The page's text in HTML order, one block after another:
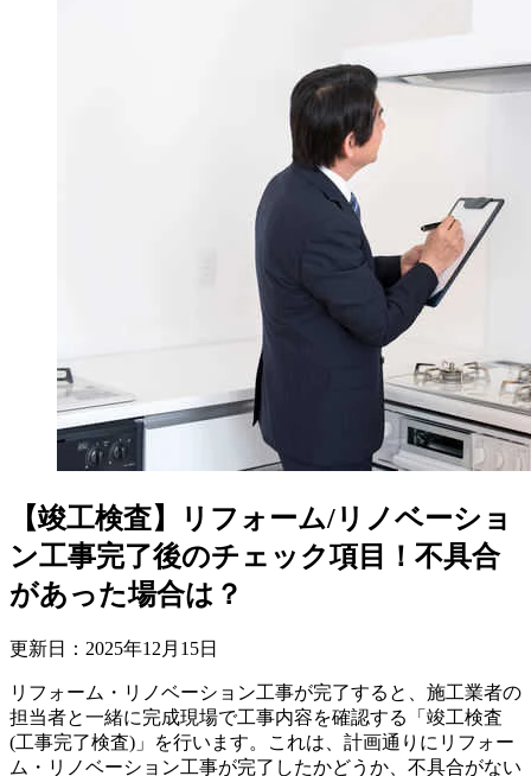
【竣工検査】リフォーム/リノベーショ
ン工事完了後のチェック項目！不具合
があった場合は？
更新日： 2025年12 月 15日
リフォーム・リノベーション工事が完了すると、施工業者の
担当者と一緒に完成現場で工事内容を確認する「竣工検査
(工事完了検査)」を行います。これは、計画通りにリフォー
ム・リノベーション工事が完了したかどうか、不具合がない